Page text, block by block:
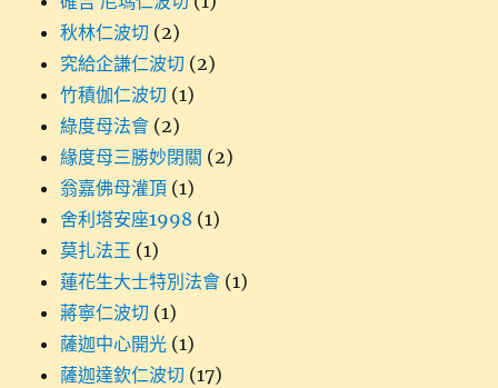
秋林仁波切 (2)
究給企謙仁波切 (2)
竹積伽仁波切 (1)
綠度母法會 (2)
緣度母三勝妙閉關 (2)
翁嘉佛母灌頂 (1)
舍利塔安座1998 (1)
莫扎法王 (1)
蓮花生大士特別法會 (1)
蔣寧仁波切 (1)
薩迦中心開光 (1)
薩迦達欽仁波切 (17)